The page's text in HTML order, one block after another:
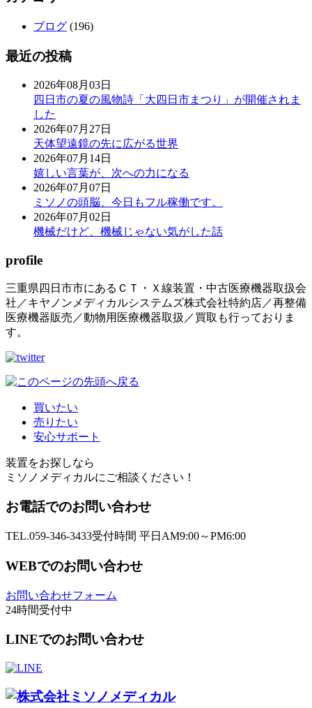
ブログ (196)
最近の投稿
2026年08月03日
四日市の夏の風物詩「大四日市まつり」が開催されま
した
2026年07月27日
天体望遠鏡の先に広がる世界
2026年07月14日
嬉しい言葉が、次への力になる
2026年07月07日
ミソノの頭脳、今日もフル稼働です。
2026年07月02日
機械だけど、機械じゃない気がした話
profile
三重県四日市市にあるＣＴ・Ｘ線装置・中古医療機器取扱会
社／キヤノンメディカルシステムズ株式会社特約店／再整備
医療機器販売／動物用医療機器取扱／買取も行っておりま
す。
買いたい
売りたい
安心サポート
装置をお探しなら
ミソノメディカルにご相談ください！
お電話でのお問い合わせ
TEL.059-346-3433受付時間 平日AM9:00～PM6:00
WEBでのお問い合わせ
お問い合わせフォーム
24時間受付中
LINEでのお問い合わせ